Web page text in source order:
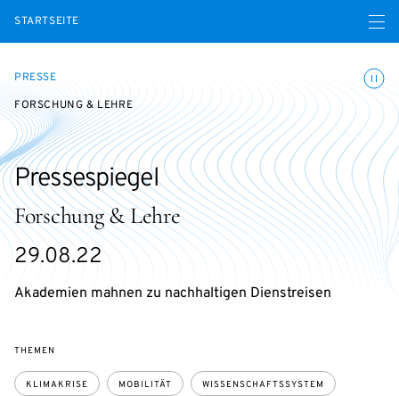
STARTSEITE Menü
PRESSE
FORSCHUNG & LEHRE
Forschung & Lehre
Pressespiegel
29.08.22
Akademien mahnen zu nachhaltigen Dienstreisen
THEMEN
KLIMAKRISE MOBILITÄT WISSENSCHAFTSSYSTEM